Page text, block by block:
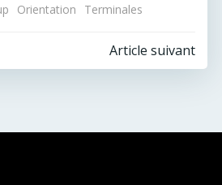
Orientation Terminales
Post Article suivant